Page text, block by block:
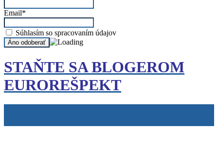
Email*
Súhlasím so spracovaním údajov
STAŇTE SA BLOGEROM
EUROREŠPEKT